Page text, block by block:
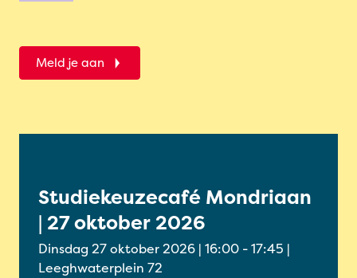
Meld je aan
Studiekeuzecafé Mondriaan
| 27 oktober 2026
Dinsdag 27 oktober 2026 | 16:00 - 17:45 |
Leeghwaterplein 72